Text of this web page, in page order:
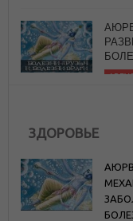
ЗДОРОВЬЕ